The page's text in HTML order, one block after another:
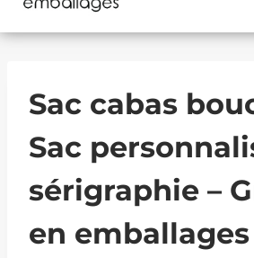
Sac cabas
Sac
sérigraphie –
en emballages